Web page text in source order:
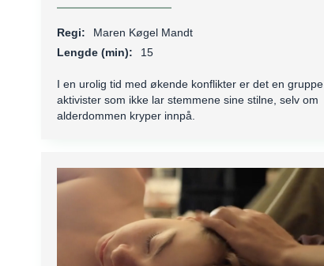
Regi:
Maren Køgel Mandt
Lengde (min):
15
I en urolig tid med økende konflikter er det en gruppe
aktivister som ikke lar stemmene sine stilne, selv om
alderdommen kryper innpå.